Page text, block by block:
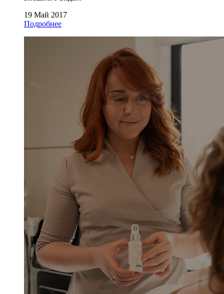
19 Май 2017
Подробнее